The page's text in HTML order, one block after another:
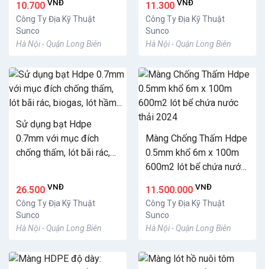
10.700 VNĐ
Công Ty Địa Kỹ Thuật
Sunco
Hà Nội - Quận Long Biên
11.300 VNĐ
Công Ty Địa Kỹ Thuật
Sunco
Hà Nội - Quận Long Biên
Sử dụng bạt Hdpe
0.7mm với mục đích
chống thấm, lót bãi rác,
26.500 VNĐ
Công Ty Địa Kỹ Thuật
Sunco
Hà Nội - Quận Long Biên
Màng Chống Thấm Hdpe
0.5mm khổ 6m x 100m
600m2 lót bể chứa nước
11.500.000 VNĐ
Công Ty Địa Kỹ Thuật
Sunco
Hà Nội - Quận Long Biên